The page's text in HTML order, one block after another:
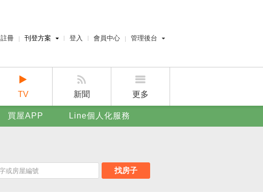
註冊 刊登方案
賣屋刊登
廣告刊登
登入 會員中心 管理後台
屋主管理後台
TV 新聞 更多
賣屋刊登
買屋APP Line個人化服務
找房子